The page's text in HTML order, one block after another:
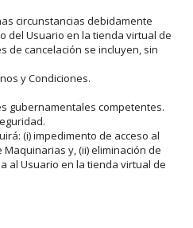
circunstancias debidamente
del Usuario en la tienda virtual de
de cancelación se incluyen, sin
y Condiciones.
gubernamentales competentes.
(i) impedimento de acceso al
y, (ii) eliminación de
al Usuario en la tienda virtual de